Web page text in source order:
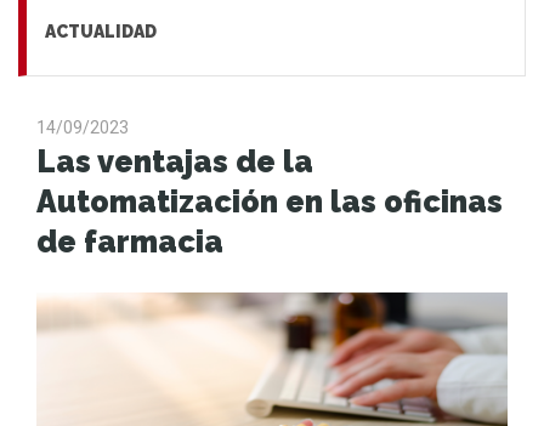
ACTUALIDAD
14/09/2023
Las ventajas de la
Automatización en las oficinas
de farmacia